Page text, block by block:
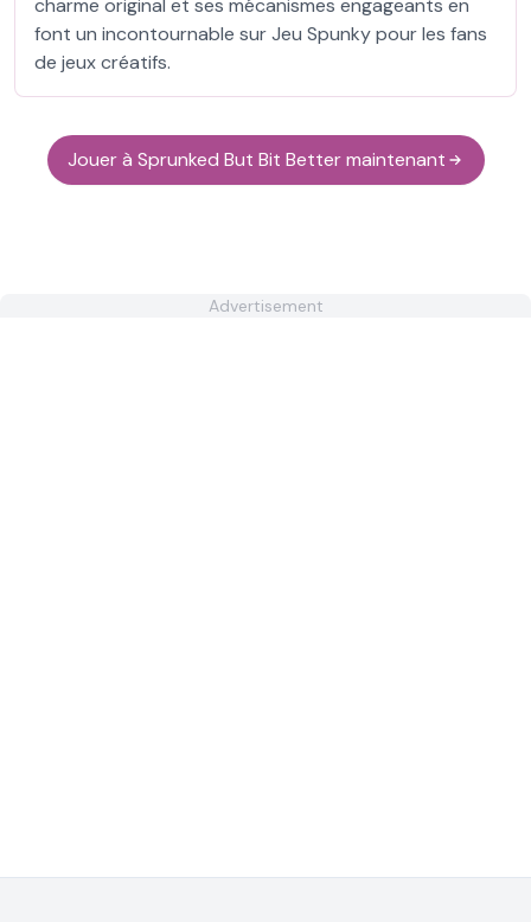
charme original et ses mécanismes engageants en
font un incontournable sur Jeu Spunky pour les fans
de jeux créatifs.
Jouer à Sprunked But Bit Better maintenant
Advertisement